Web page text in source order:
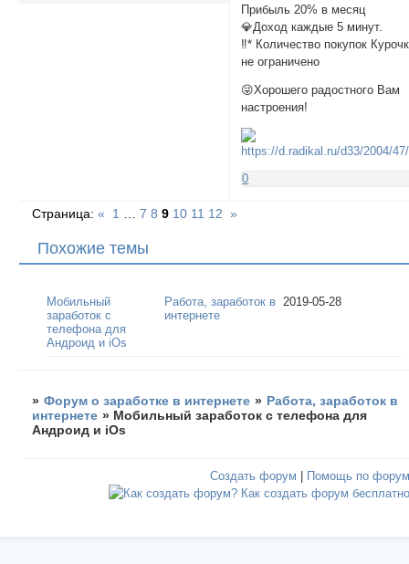
Прибыль 20% в месяц
💎Доход каждые 5 минут.
‼️* Количество покупок
не ограничено
😜Хорошего радостного Вам
настроения!
0
Страница:« 1 7 8 9 10 11 12 »
Похожие темы
Мобильный
заработок с
телефона для
Андроид и iOs
Работа, заработок в
интернете
2019-05-28
» Форум о заработке в интернете » Работа, заработок в
интернете » Мобильный заработок с телефона для
Андроид и iOs
Создать форум Помощь по